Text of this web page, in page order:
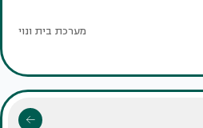
מערכת בית ונוי